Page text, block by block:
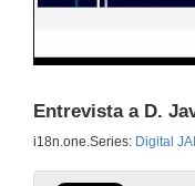
Entrevista a D.
i18n.one.Series: Digital